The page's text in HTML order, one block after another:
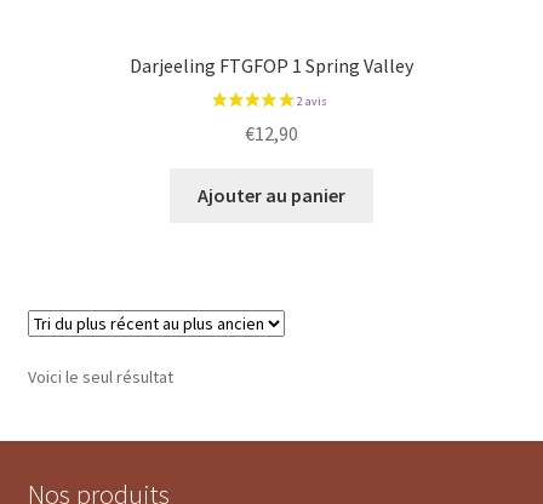
Darjeeling FTGFOP 1 Spring Valley
€12,90
Ajouter au panier
Voici le seul résultat
Nos produits